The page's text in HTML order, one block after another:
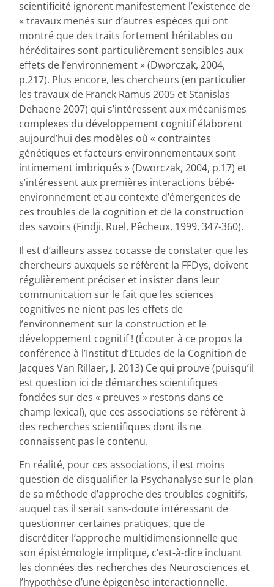
scientificité ignorent manifestement l’existence de
« travaux menés sur d’autres espèces qui ont
montré que des traits fortement héritables ou
héréditaires sont particulièrement sensibles aux
effets de l’environnement » (Dworczak, 2004,
p.217). Plus encore, les chercheurs (en particulier
les travaux de Franck Ramus 2005 et Stanislas
Dehaene 2007) qui s’intéressent aux mécanismes
complexes du développement cognitif élaborent
aujourd’hui des modèles où « contraintes
génétiques et facteurs environnementaux sont
intimement imbriqués » (Dworczak, 2004, p.17) et
s’intéressent aux premières interactions bébé-
environnement et au contexte d’émergences de
ces troubles de la cognition et de la construction
des savoirs (Findji, Ruel, Pêcheux, 1999, 347-360).
Il est d’ailleurs assez cocasse de constater que les
chercheurs auxquels se réfèrent la FFDys, doivent
régulièrement préciser et insister dans leur
communication sur le fait que les sciences
cognitives ne nient pas les effets de
l’environnement sur la construction et le
développement cognitif ! (Écouter à ce propos la
conférence à l’Institut d’Etudes de la Cognition de
Jacques Van Rillaer, J. 2013) Ce qui prouve (puisqu’il
est question ici de démarches scientifiques
fondées sur des « preuves » restons dans ce
champ lexical), que ces associations se réfèrent à
des recherches scientifiques dont ils ne
connaissent pas le contenu.
En réalité, pour ces associations, il est moins
question de disqualifier la Psychanalyse sur le plan
de sa méthode d’approche des troubles cognitifs,
auquel cas il serait sans-doute intéressant de
questionner certaines pratiques, que de
discréditer l’approche multidimensionnelle que
son épistémologie implique, c’est-à-dire incluant
les données des recherches des Neurosciences et
l’hypothèse d’une épigenèse interactionnelle.